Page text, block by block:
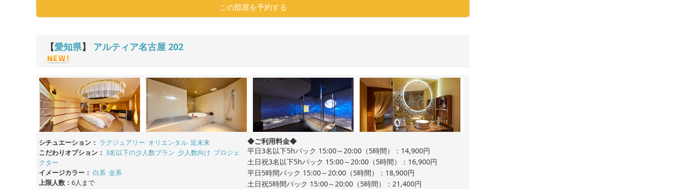
この部屋を予約する
【愛知県】 アルティア名古屋 202
シチュエーション： ラグジュアリー オリエンタル 近未来
こだわりオプション： 3名以下の少人数プラン 少人数向け プロジェ
クター
イメージカラー： 白系 金系
上限人数： 6人まで
◆ご利用料金◆
平日3名以下5hパック 15:00～20:00（5時間）：14,900円
土日祝3名以下5hパック 15:00～20:00（5時間）：16,900円
平日5時間パック 15:00～20:00（5時間）：18,900円
土日祝5時間パック 15:00～20:00（5時間）：21,400円